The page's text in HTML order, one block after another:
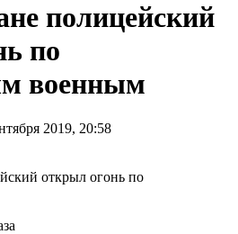
полицейский
по
военным
2019, 20:58